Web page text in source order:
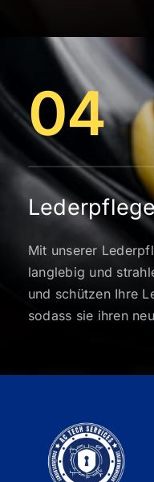
04
Mit unserer
langlebig und
und schützen Ihre
sodass sie ihren